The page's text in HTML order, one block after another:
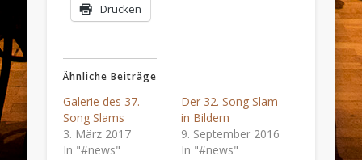
Drucken
Ähnliche Beiträge
Galerie des 37.
Song Slams
3. März 2017
In "#news"
Der 32. Song Slam
in Bildern
9. September 2016
In "#news"